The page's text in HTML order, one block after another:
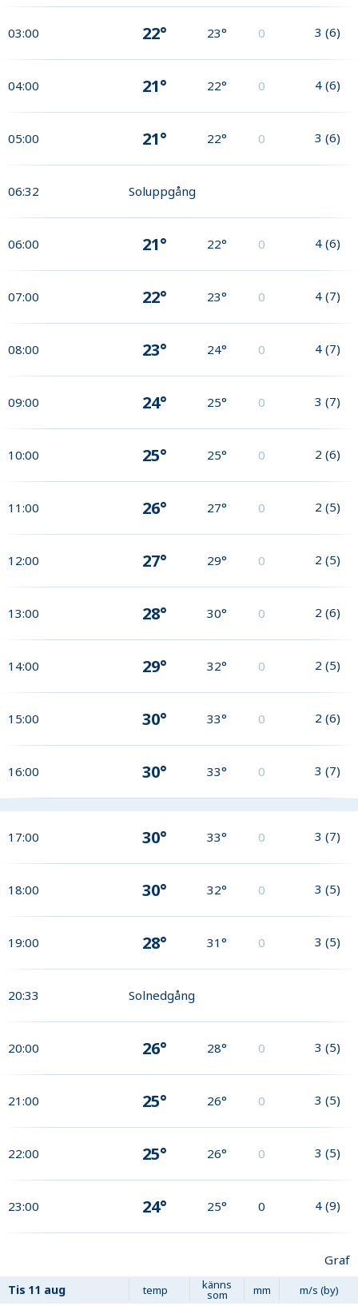
03:00 22° 23° 0 3 (6)
04:00 21° 22° 0 4 (6)
05:00 21° 22° 0 3 (6)
06:32 Soluppgång
06:00 21° 22° 0 4 (6)
07:00 22° 23° 0 4 (7)
08:00 23° 24° 0 4 (7)
09:00 24° 25° 0 3 (7)
10:00 25° 25° 0 2 (6)
11:00 26° 27° 0 2 (5)
12:00 27° 29° 0 2 (5)
13:00 28° 30° 0 2 (6)
14:00 29° 32° 0 2 (5)
15:00 30° 33° 0 2 (6)
16:00 30° 33° 0 3 (7)
17:00 30° 33° 0 3 (7)
18:00 30° 32° 0 3 (5)
19:00 28° 31° 0 3 (5)
20:33 Solnedgång
20:00 26° 28° 0 3 (5)
21:00 25° 26° 0 3 (5)
22:00 25° 26° 0 3 (5)
23:00 24° 25° 0 4 (9)
Graf
Tis 11 aug temp känns
som mm m/s (by)